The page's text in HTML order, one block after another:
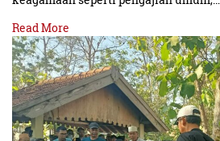
Read More